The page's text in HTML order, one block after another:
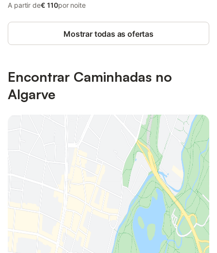
A partir de€ 110por noite
Mostrar todas as ofertas
Encontrar Caminhadas no
Algarve